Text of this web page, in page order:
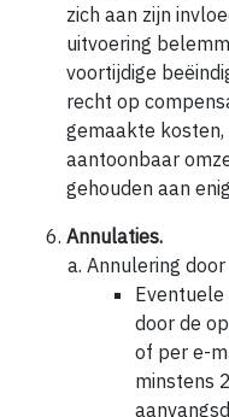
zich aan zijn
uitvoering
voortijdige
recht op
gemaakte kosten,
aantoonbaar
gehouden aan
Annulaties.
Annulering door
door de
of per e-
minstens